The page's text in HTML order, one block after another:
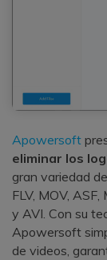
Apowersoft
eliminar los
gran variedad
FLV, MOV,
y AVI. Con su
Apowersoft
de videos,